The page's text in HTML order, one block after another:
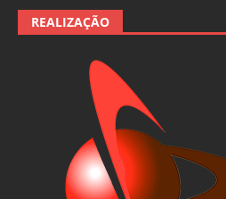
REALIZAÇÃO